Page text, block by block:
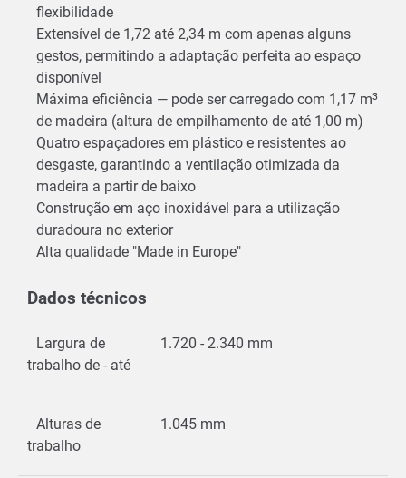
flexibilidade
Extensível de 1,72 até 2,34 m com apenas alguns
gestos, permitindo a adaptação perfeita ao espaço
disponível
Máxima eficiência — pode ser carregado com 1,17 m³
de madeira (altura de empilhamento de até 1,00 m)
Quatro espaçadores em plástico e resistentes ao
desgaste, garantindo a ventilação otimizada da
madeira a partir de baixo
Construção em aço inoxidável para a utilização
duradoura no exterior
Alta qualidade "Made in Europe"
Dados técnicos
Largura de
trabalho de - até
1.720 - 2.340 mm
Alturas de
trabalho
1.045 mm